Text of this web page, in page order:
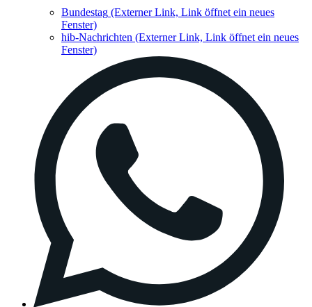
Bundestag (Externer Link, Link öffnet ein neues
Fenster)
hib-Nachrichten (Externer Link, Link öffnet ein neues
Fenster)